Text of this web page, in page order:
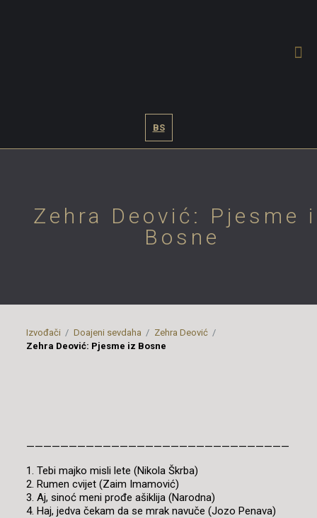
BS
Zehra Deović: Pjesme
Bosne
Izvođači Doajeni sevdaha
Zehra Deović
Zehra Deović: Pjesme iz Bosne
———————————————————————————————
1. Tebi majko misli lete (Nikola Škrba)
2. Rumen cvijet (Zaim Imamović)
3. Aj, sinoć meni prođe ašiklija (Narodna)
4. Haj, jedva čekam da se mrak navuče (Jozo Penava)